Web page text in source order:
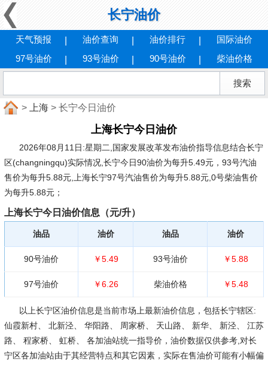
长宁油价
天气预报 油价查询 油价排行
国际油价
97号油价
93号油价 90号油价 柴油价格
> 上海 > 长宁今日油价
上海长宁今日油价
2026年08月11日:星期二 ,国家发展改革发布油价指导信息结合长宁
区(changningqu)实际情况,长宁今日90油价为每升5.49元，93号汽油
售价为每升5.88元,上海长宁97号汽油售价为每升5.88元,0号柴油售价
为每升5.88元；
上海长宁今日油价信息（元/升）
油品 油价 油品 油价
90号油价 ￥5.49 93号油价 ￥5.88
97号油价 ￥6.26 柴油价格 ￥5.48
以上长宁区油价信息是当前市场上最新油价信息，包括长宁辖区:
仙霞新村、 北新泾、 华阳路、 周家桥、 天山路、 新华、 新泾、 江苏
路、 程家桥、 虹桥、 各加油站统一指导价，油价数据仅供参考,对长
宁区各加油站由于其经营特点和其它因素，实际在售油价可能有小幅偏